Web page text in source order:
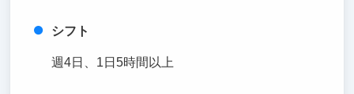
シフト
週4日、1日5時間以上